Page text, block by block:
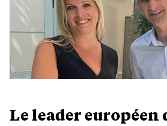
Le leader européen